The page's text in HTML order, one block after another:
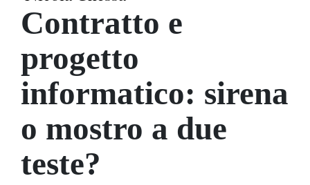
Contratto e
progetto
informatico: sirena
o mostro a due
teste?